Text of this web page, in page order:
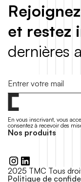
Rejoignez
et restez i
dernières a
En vous inscrivant, vous
consentez à recevoir des
Nos produits
2025 TMC Tous
Politique de